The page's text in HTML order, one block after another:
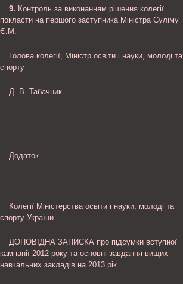
9. Контроль за виконанням рішення колегії
покласти на першого заступника Міністра Суліму
Є.М.
Голова колегії, Міністр освіти і науки, молоді та
спорту
Д. В. Табачник
Додаток
Колегії Міністерства освіти і науки, молоді та
спорту України
ДОПОВІДНА ЗАПИСКА про підсумки вступної
кампанії 2012 року та основні завдання вищих
навчальних закладів на 2013 рік